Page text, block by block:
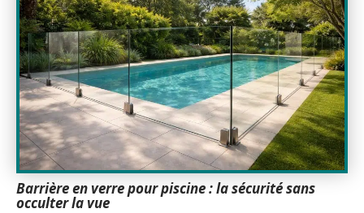
Barrière en verre pour piscine : la sécurité sans
occulter la vue